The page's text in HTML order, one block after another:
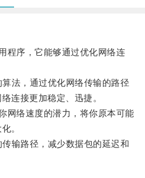
序，它能够通过优化网络连
，通过优化网络传输的路径
连接更加稳定、迅捷。
络速度的潜力，将你原本可能
。
路径，减少数据包的延迟和